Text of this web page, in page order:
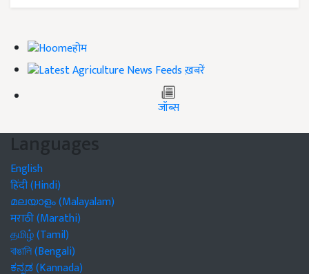
होम
ख़बरें
जॉब्स
Languages
English
हिंदी (Hindi)
മലയാളം (Malayalam)
मराठी (Marathi)
தமிழ் (Tamil)
বাঙালি (Bengali)
ಕನ್ನಡ (Kannada)